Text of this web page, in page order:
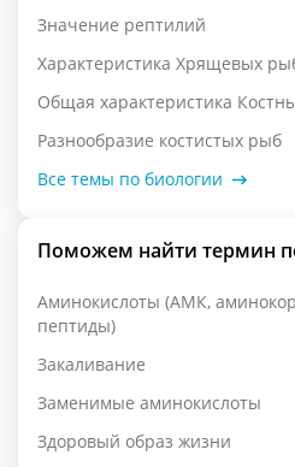
Значение рептилий
Характеристика Хрящевых
Общая характеристика
Разнообразие костистых рыб
Все темы по биологии
Поможем найти термин
Аминокислоты (АМК,
пептиды)
Закаливание
Заменимые аминокислоты
Здоровый образ жизни